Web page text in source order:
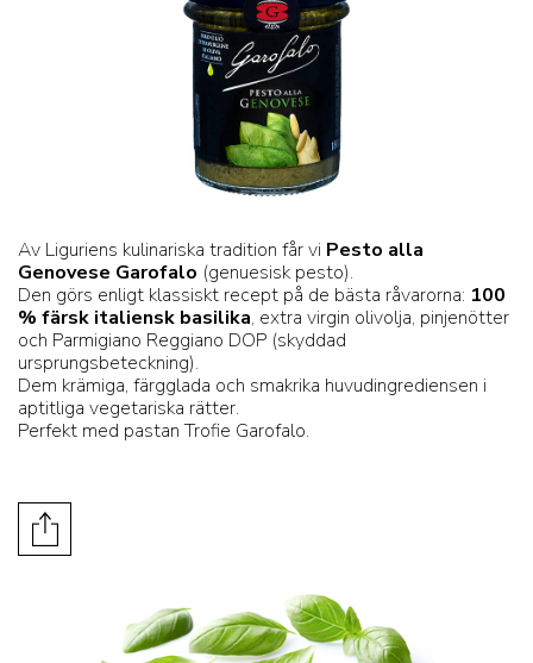
Av Liguriens kulinariska tradition får vi Pesto alla
Genovese Garofalo (genuesisk pesto).
Den görs enligt klassiskt recept på de bästa råvarorna: 100
% färsk italiensk basilika, extra virgin olivolja, pinjenötter
och Parmigiano Reggiano DOP (skyddad
ursprungsbeteckning).
Dem krämiga, färgglada och smakrika huvudingrediensen i
aptitliga vegetariska rätter.
Perfekt med pastan Trofie Garofalo.